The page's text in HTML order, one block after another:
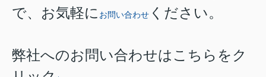
で、お気軽に お問い合わせ ください。
弊社へのお問い合わせはこちらをク